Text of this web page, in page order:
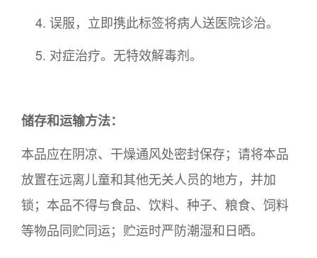
误服，立即携此标签将病人送医院诊治。
对症治疗。无特效解毒剂。
储存和运输方法：
本品应在阴凉、干燥通风处密封保存；请将本品
放置在远离儿童和其他无关人员的地方，并加
锁；本品不得与食品、饮料、种子、粮食、饲料
等物品同贮同运；贮运时严防潮湿和日晒。